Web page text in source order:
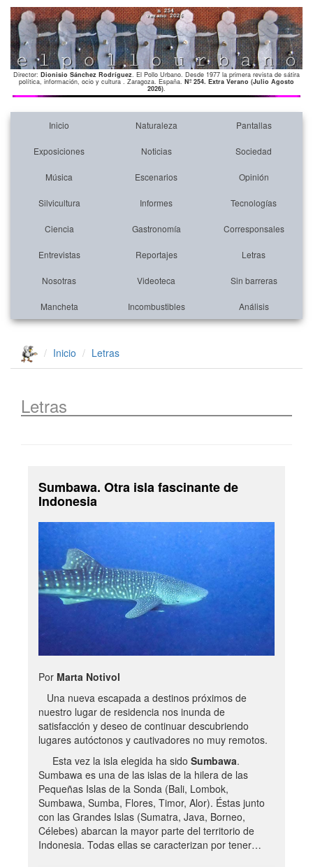
Director: Dionisio Sánchez Rodríguez. El Pollo Urbano. Desde 1977 la primera revista de sátira
política, información, ocio y cultura . Zaragoza. España. Nº 254. Extra Verano (Julio Agosto
2026).
Inicio Naturaleza Pantallas
Exposiciones Noticias Sociedad
Música Escenarios Opinión
Silvicultura Informes Tecnologías
Ciencia Gastronomía Corresponsales
Entrevistas Reportajes Letras
Nosotras Videoteca Sin barreras
Mancheta Incombustibles Análisis
Inicio Letras
Letras
Sumbawa. Otra isla fascinante de
Indonesia
Por Marta Notivol
Una nueva escapada a destinos próximos de
nuestro lugar de residencia nos inunda de
satisfacción y deseo de continuar descubriendo
lugares autóctonos y cautivadores no muy remotos.
Esta vez la isla elegida ha sido Sumbawa.
Sumbawa es una de las islas de la hilera de las
Pequeñas Islas de la Sonda (Bali, Lombok,
Sumbawa, Sumba, Flores, Timor, Alor). Éstas junto
con las Grandes Islas (Sumatra, Java, Borneo,
Célebes) abarcan la mayor parte del territorio de
Indonesia. Todas ellas se caracterizan por tener…